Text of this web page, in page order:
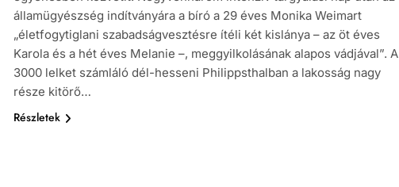
államügyészség indítványára a bíró a 29 éves Monika Weimart
„életfogytiglani szabadságvesztésre ítéli két kislánya – az öt éves
Karola és a hét éves Melanie –, meggyilkolásának alapos vádjával”. A
3000 lelket számláló dél-hesseni Philippsthalban a lakosság nagy
része kitörő…
Részletek